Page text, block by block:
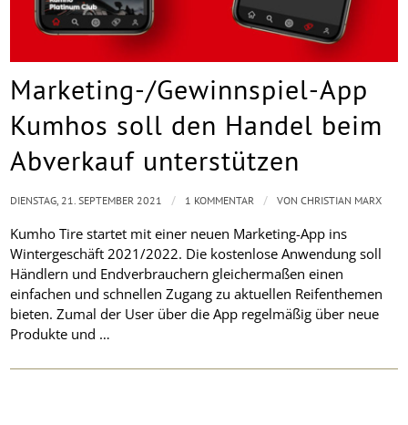
Marketing-/Gewinnspiel-App
Kumhos soll den Handel beim
Abverkauf unterstützen
Kumho Tire startet mit einer neuen Marketing-App ins
Wintergeschäft 2021/2022. Die kostenlose Anwendung soll
Händlern und Endverbrauchern gleichermaßen einen
einfachen und schnellen Zugang zu aktuellen Reifenthemen
bieten. Zumal der User über die App regelmäßig über neue
Produkte und …
DIENSTAG, 21. SEPTEMBER 2021 / 1 KOMMENTAR / VONCHRISTIAN MARX